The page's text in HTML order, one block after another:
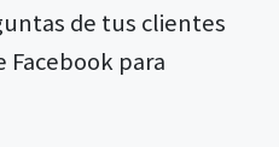
de tus clientes
para